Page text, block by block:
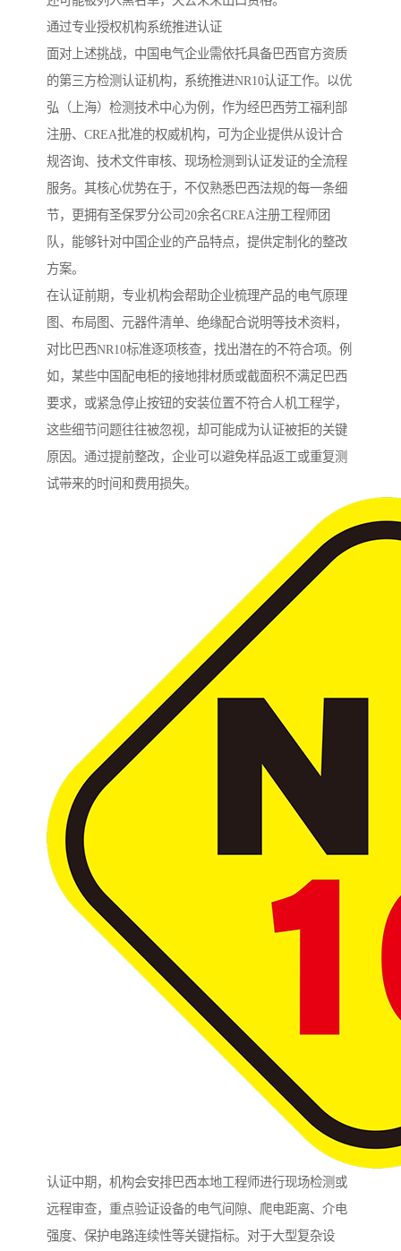
通过专业授权机构系统推进认证
面对上述挑战，中国电气企业需依托具备巴西官方资质
的第三方检测认证机构，系统推进NR10认证工作。以优
弘（上海）检测技术中心为例，作为经巴西劳工福利部
注册、CREA批准的权威机构，可为企业提供从设计合
规咨询、技术文件审核、现场检测到认证发证的全流程
服务。其核心优势在于，不仅熟悉巴西法规的每一条细
节，更拥有圣保罗分公司20余名CREA注册工程师团
队，能够针对中国企业的产品特点，提供定制化的整改
方案。
在认证前期，专业机构会帮助企业梳理产品的电气原理
图、布局图、元器件清单、绝缘配合说明等技术资料，
对比巴西NR10标准逐项核查，找出潜在的不符合项。例
如，某些中国配电柜的接地排材质或截面积不满足巴西
要求，或紧急停止按钮的安装位置不符合人机工程学，
这些细节问题往往被忽视，却可能成为认证被拒的关键
原因。通过提前整改，企业可以避免样品返工或重复测
试带来的时间和费用损失。
认证中期，机构会安排巴西本地工程师进行现场检测或
远程审查，重点验证设备的电气间隙、爬电距离、介电
强度、保护电路连续性等关键指标。对于大型复杂设